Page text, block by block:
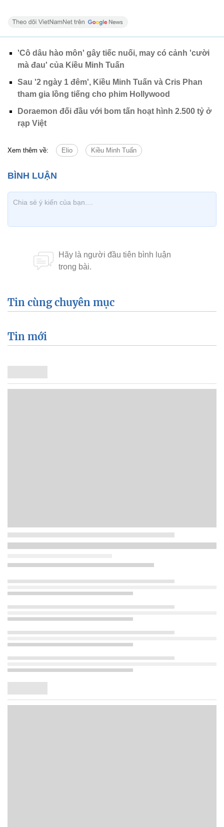
'Cô dâu hào môn' gây tiếc nuối, may có cảnh 'cười
mà đau' của Kiều Minh Tuấn
Sau '2 ngày 1 đêm', Kiều Minh Tuấn và Cris Phan
tham gia lồng tiếng cho phim Hollywood
Doraemon đối đầu với bom tấn hoạt hình 2.500 tỷ ở
rạp Việt
Xem thêm về: Elio Kiều Minh Tuấn
Tin cùng chuyên mục
Tin mới